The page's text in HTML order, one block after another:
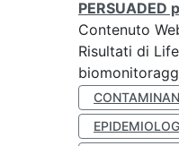
PERSUADED
Contenuto
Risultati di